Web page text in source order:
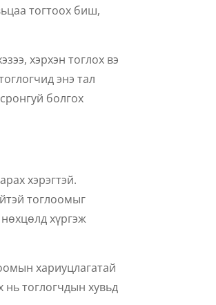
тогтоох биш,
хэрхэн тоглох вэ
энэ тал
болгох
хэрэгтэй.
тоглоомыг
хүргэж
хариуцлагатай
нь тоглогчдын хувьд